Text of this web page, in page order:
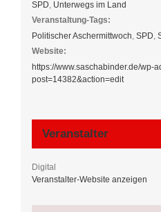
SPD, Unterwegs im Land
Veranstaltung-Tags:
Politischer Aschermittwoch, SPD,
Website:
https://www.saschabinder.de/wp-
post=14382&action=edit
Veranstalter
Digital
Veranstalter-Website anzeigen